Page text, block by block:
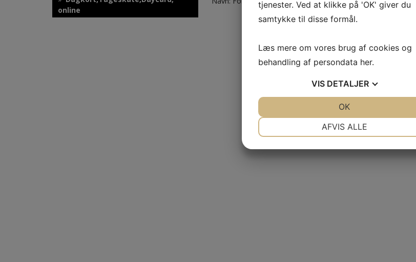
online
tjenester. Ved at klikke på 'OK' giver du
samtykke til disse formål.
Læs mere om vores brug af cookies og
behandling af persondata her.
VIS DETALJER
AFVIS ALLE
OK